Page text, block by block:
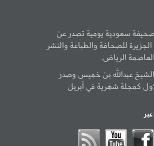
صحيفة سعودية يومية تصدر عن
للصحافة والطباعة والنشر
الرياض.
عبدالله بن خميس وصدر
كمجلة شهرية في أبريل